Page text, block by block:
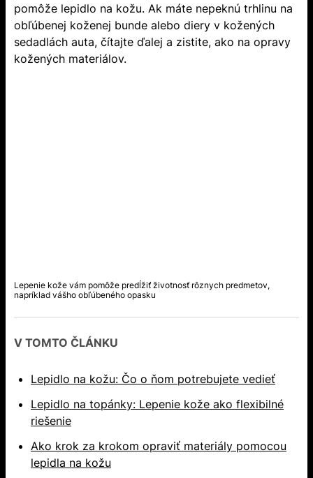
pomôže lepidlo na kožu. Ak máte nepeknú trhlinu na
obľúbenej koženej bunde alebo diery v kožených
sedadlách auta, čítajte ďalej a zistite, ako na opravy
kožených materiálov.
Lepenie kože vám pomôže predĺžiť životnosť rôznych predmetov,
napríklad vášho obľúbeného opasku
V TOMTO ČLÁNKU
Lepidlo na kožu: Čo o ňom potrebujete vedieť
Lepidlo na topánky: Lepenie kože ako flexibilné
riešenie
Ako krok za krokom opraviť materiály pomocou
lepidla na kožu